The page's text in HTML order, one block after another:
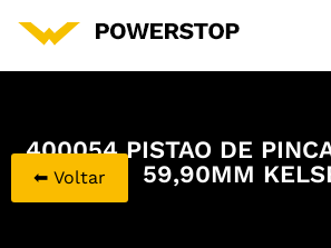
400054 PISTAO DE
59,90MM
⬅ Voltar